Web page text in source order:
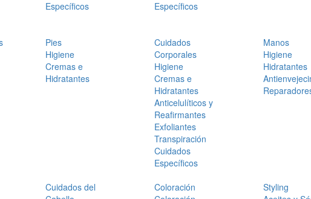
Específicos
Específicos
Pies
Higiene
Cremas e
Hidratantes
Cuidados
Corporales
Higiene
Cremas e
Hidratantes
Anticelulíticos y
Reafirmantes
Exfoliantes
Transpiración
Cuidados
Específicos
Manos
Higiene
Hidratantes
Cuidados del
Coloración
Styling